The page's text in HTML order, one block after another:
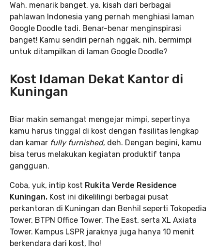
Wah, menarik banget, ya, kisah dari berbagai
pahlawan Indonesia yang pernah menghiasi laman
Google Doodle tadi. Benar-benar menginspirasi
banget! Kamu sendiri pernah nggak, nih, bermimpi
untuk ditampilkan di laman Google Doodle?
Kost Idaman Dekat Kantor di
Kuningan
Biar makin semangat mengejar mimpi, sepertinya
kamu harus tinggal di kost dengan fasilitas lengkap
dan kamar fully furnished, deh. Dengan begini, kamu
bisa terus melakukan kegiatan produktif tanpa
gangguan.
Coba, yuk, intip kost Rukita Verde Residence
Kuningan. Kost ini dikelilingi berbagai pusat
perkantoran di Kuningan dan Benhil seperti Tokopedia
Tower, BTPN Office Tower, The East, serta XL Axiata
Tower. Kampus LSPR jaraknya juga hanya 10 menit
berkendara dari kost, lho!